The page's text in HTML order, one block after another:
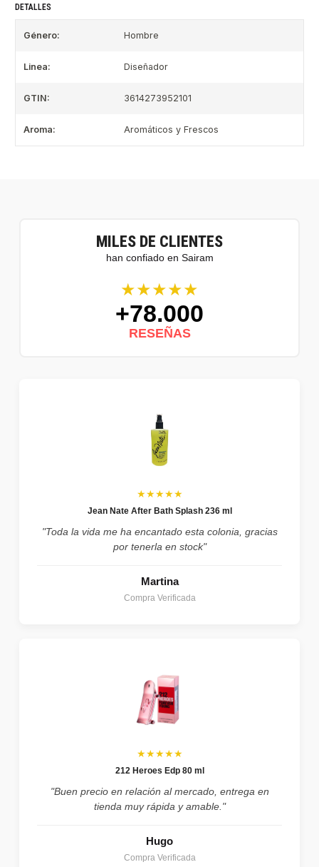
DETALLES
Género: Hombre
Linea: Diseñador
GTIN: 3614273952101
Aroma: Aromáticos y Frescos
MILES DE CLIENTES
han confiado en Sairam
★★★★★
+78.000
RESEÑAS
★★★★★
Jean Nate After Bath Splash 236 ml
"Toda la vida me ha encantado esta colonia, gracias
por tenerla en stock"
Martina
Compra Verificada
★★★★★
212 Heroes Edp 80 ml
"Buen precio en relación al mercado, entrega en
tienda muy rápida y amable."
Hugo
Compra Verificada